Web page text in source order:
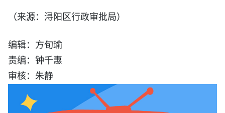
（来源：浔阳区行政审批局）
编辑：方旬瑜
责编：钟千惠
审核：朱静